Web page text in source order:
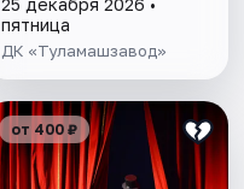
25 декабря 2026 •
пятница
ДК «Туламашзавод»
от 400 ₽